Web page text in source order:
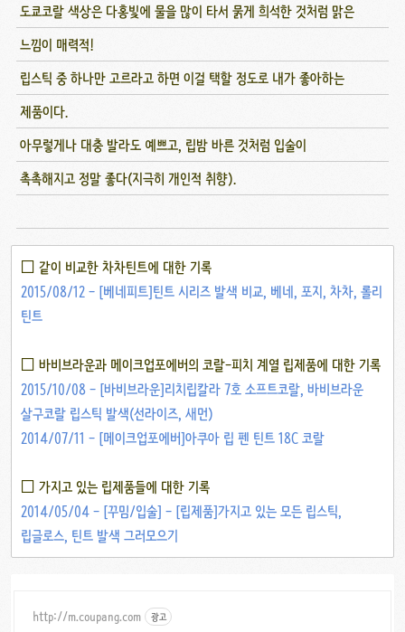
도쿄코랄 색상은 다홍빛에 물을 많이 타서 묽게 희석한 것처럼 맑은
느낌이 매력적!
립스틱 중 하나만 고르라고 하면 이걸 택할 정도로 내가 좋아하는
제품이다.
아무렇게나 대충 발라도 예쁘고, 립밤 바른 것처럼 입술이
촉촉해지고 정말 좋다(지극히 개인적 취향).
□ 같이 비교한 차차틴트에 대한 기록
2015/08/12 - [베네피트]틴트 시리즈 발색 비교, 베네, 포지, 차차, 롤리
틴트
□ 바비브라운과 메이크업포에버의 코랄-피치 계열 립제품에 대한 기록
2015/10/08 - [바비브라운]리치립칼라 7호 소프트코랄, 바비브라운
살구코랄 립스틱 발색(선라이즈, 새먼)
2014/07/11 - [메이크업포에버]아쿠아 립 펜 틴트 18C 코랄
□ 가지고 있는 립제품들에 대한 기록
2014/05/04 - [꾸밈/입술] - [립제품]가지고 있는 모든 립스틱,
립글로스, 틴트 발색 그러모으기
http://m.coupang.com 광고